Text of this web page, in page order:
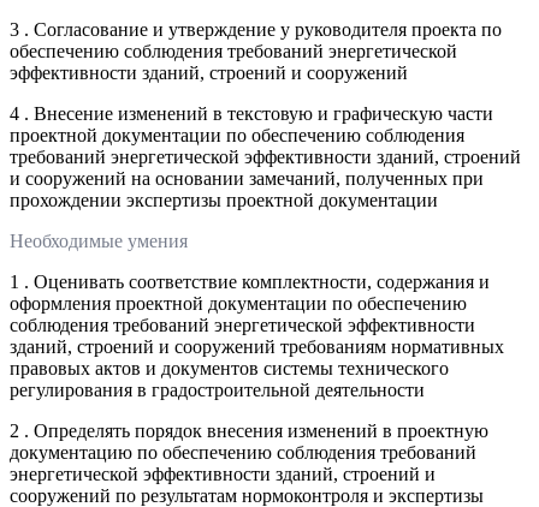
3 . Согласование и утверждение у руководителя проекта по
обеспечению соблюдения требований энергетической
эффективности зданий, строений и сооружений
4 . Внесение изменений в текстовую и графическую части
проектной документации по обеспечению соблюдения
требований энергетической эффективности зданий, строений
и сооружений на основании замечаний, полученных при
прохождении экспертизы проектной документации
Необходимые умения
1 . Оценивать соответствие комплектности, содержания и
оформления проектной документации по обеспечению
соблюдения требований энергетической эффективности
зданий, строений и сооружений требованиям нормативных
правовых актов и документов системы технического
регулирования в градостроительной деятельности
2 . Определять порядок внесения изменений в проектную
документацию по обеспечению соблюдения требований
энергетической эффективности зданий, строений и
сооружений по результатам нормоконтроля и экспертизы